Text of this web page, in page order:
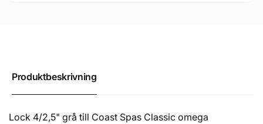
Produktbeskrivning
Lock 4/2,5" grå till Coast Spas Classic omega